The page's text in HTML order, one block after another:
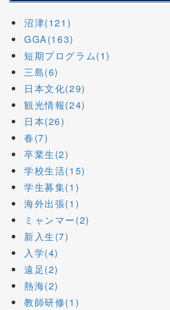
沼津(121)
GGA(163)
短期プログラム(1)
三島(6)
日本文化(29)
観光情報(24)
日本(26)
春(7)
卒業生(2)
学校生活(15)
学生募集(1)
海外出張(1)
ミャンマー(2)
新入生(7)
入学(4)
遠足(2)
熱海(2)
教師研修(1)